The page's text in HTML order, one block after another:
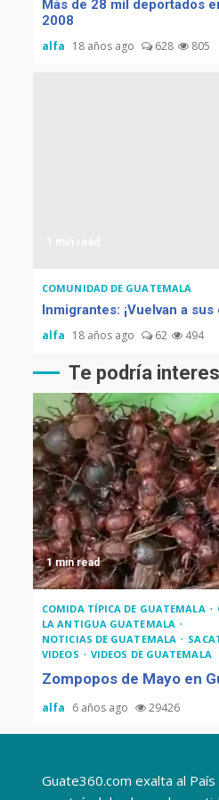
Más de 28 mil deportados
2008
alfa 18 años ago 628 805
COMUNIDAD DE GUATEMALA
Inmigrantes: ¡Vuelvan a sus
alfa 18 años ago 62 494
Te podría
1 min read
COMIDA TÍPICA DE GUATEMALA
LA ANTIGUA GUATEMALA
NOTICIAS DE GUATEMALA
VIDEOS
VIDEOS DE GUATEMALA
Zompopos de Mayo en
alfa 6 años ago 29426
Guate360.com exalta al